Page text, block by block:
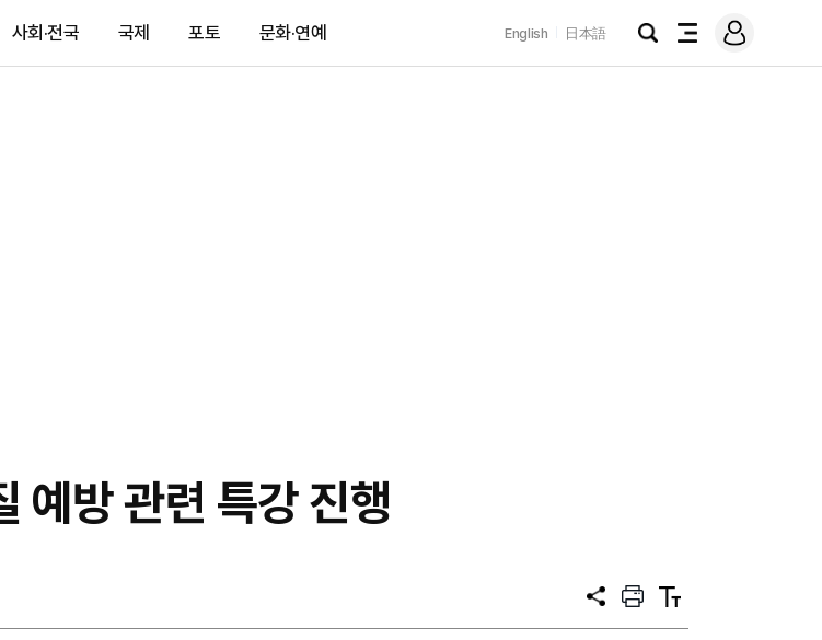
사회·전국 국제 포토 문화·연예 English 日本語
검
전
메
그
예방 관련 특강 진행
공
프
트
텍
트